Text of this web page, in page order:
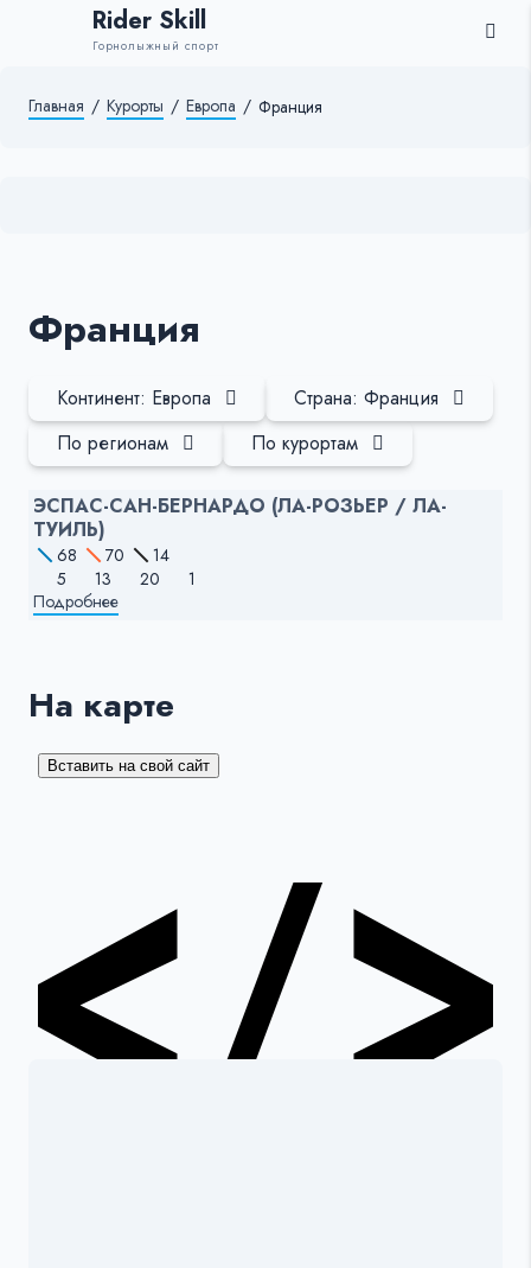
Rider Skill
Горнолыжный спорт
Главная / Курорты / Европа / Франция
Франция
Континент: Европа
Страна: Франция
По регионам
По курортам
ЭСПАС-САН-БЕРНАРДО (ЛА-РОЗЬЕР / ЛА-
ТУИЛЬ)
68 70
14
5
13 20
1
Подробнее
На карте